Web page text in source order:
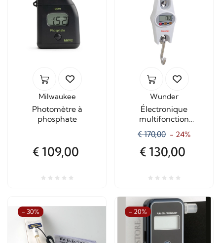
Milwaukee
Photomètre à
phosphate
€ 109,00
Wunder
Électronique
multifonction
dynamomètre CR100
Capacité Kg.100
€ 170,00 - 24%
€ 130,00
- 30% - 20%